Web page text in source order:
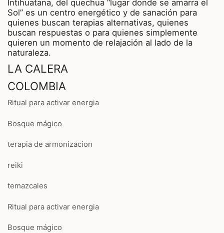
Intihuatana, del quechua “lugar donde se amarra el
Sol” es un centro energético y de sanación para
quienes buscan terapias alternativas, quienes
buscan respuestas o para quienes simplemente
quieren un momento de relajación al lado de la
naturaleza.
LA CALERA
COLOMBIA
Ritual para activar energia
Bosque mágico
terapia de armonizacion
reiki
temazcales
Ritual para activar energia
Bosque mágico